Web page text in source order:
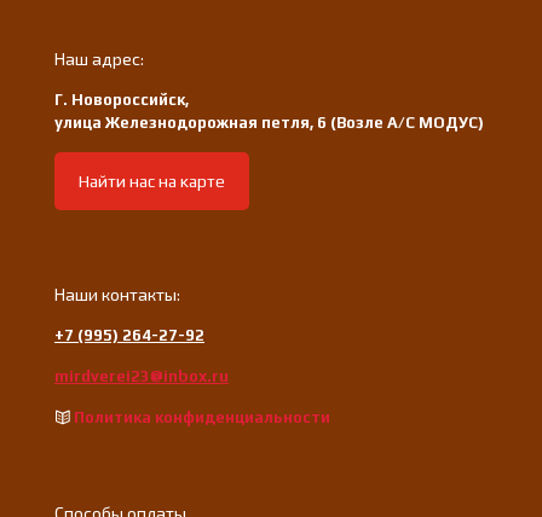
Наш адрес:
Г. Новороссийск,
улица Железнодорожная петля, 6 (Возле А/С МОДУС)
Найти нас на карте
Наши контакты:
+7 (995) 264-27-92
mirdverei23@inbox.ru
Политика конфиденциальности
Способы оплаты